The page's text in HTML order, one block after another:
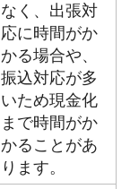
なく、出張対
応に時間がか
かる場合や、
振込対応が多
いため現金化
まで時間がか
かることがあ
ります。